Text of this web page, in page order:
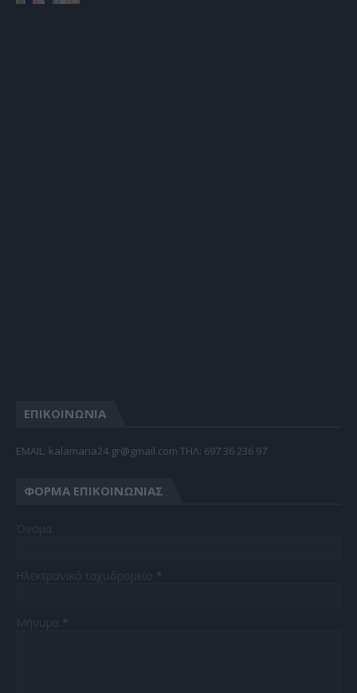
ΕΠΙΚΟΙΝΩΝΙΑ
EMAIL: kalamaria24.gr@gmail.com TΗΛ: 697 36 236 97
ΦΌΡΜΑ ΕΠΙΚΟΙΝΩΝΊΑΣ